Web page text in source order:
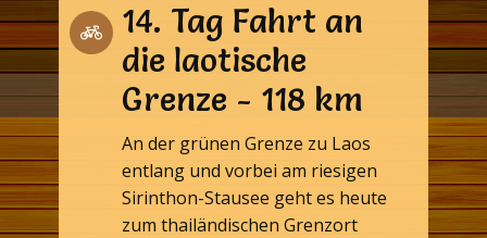
14. Tag Fahrt an
die laotische
Grenze - 118 km
An der grünen Grenze zu Laos
entlang und vorbei am riesigen
Sirinthon-Stausee geht es heute
zum thailändischen Grenzort